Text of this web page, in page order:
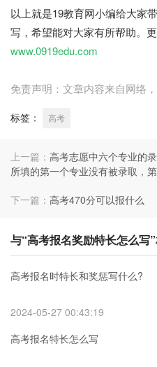
以上就是19教育网小编给大家
写，希望能对大家有所帮助。
www.0919edu.com
免责声明：文章内容来自网络
标签： 高考
上一篇： 高考志愿中六个专业的
所填的第一个专业没有被录取，
下一篇： 高考470分可以报什么
与“高考报名奖励特长怎么写
高考报名时特长和奖惩写什么?
2024-05-27 00:43:19
高考报名特长怎么写